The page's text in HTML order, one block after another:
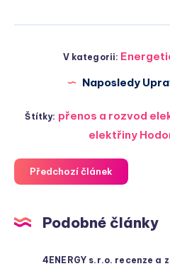
V kategorii:
Naposledy
Štítky: přenos a rozvod
elektřiny
Předchozí článek
Podobné články
4ENERGY s.r.o. recenze a